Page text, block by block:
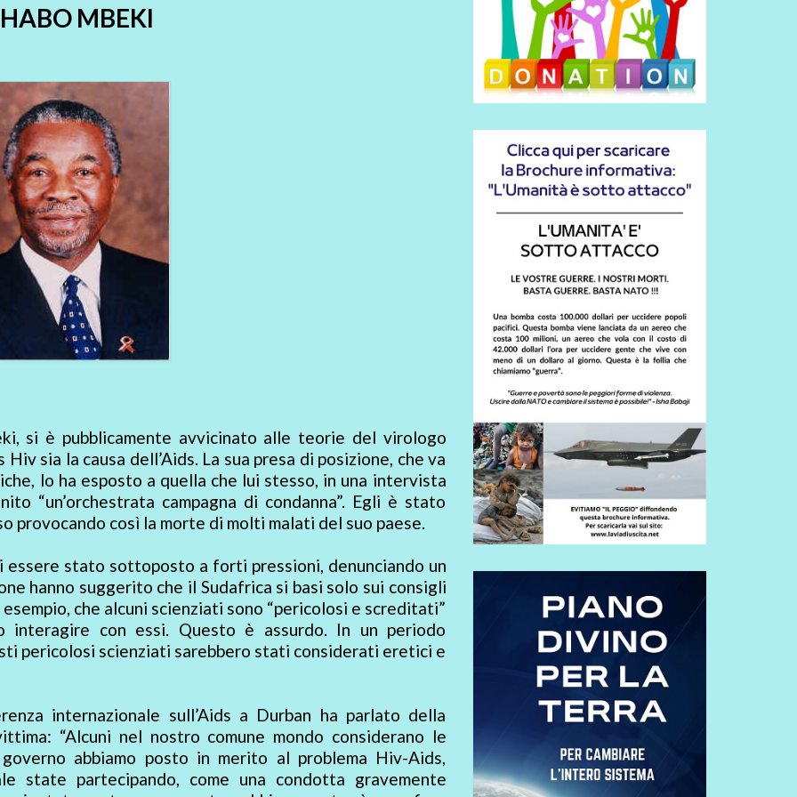
MBEKI
si è pubblicamente avvicinato alle teorie del virologo
sia la causa dell’Aids. La sua presa di posizione, che va
lo ha esposto a quella che lui stesso, in una intervista
“un’orchestrata campagna di condanna”. Egli è stato
così la morte di molti malati del suo paese.
stato sottoposto a forti pressioni, denunciando un
hanno suggerito che il Sudafrica si basi solo sui consigli
che alcuni scienziati sono “pericolosi e screditati”
interagire con essi. Questo è assurdo. In un periodo
pericolosi scienziati sarebbero stati considerati eretici e
internazionale sull’Aids a Durban ha parlato della
“Alcuni nel nostro comune mondo considerano le
abbiamo posto in merito al problema Hiv-Aids,
state partecipando, come una condotta gravemente